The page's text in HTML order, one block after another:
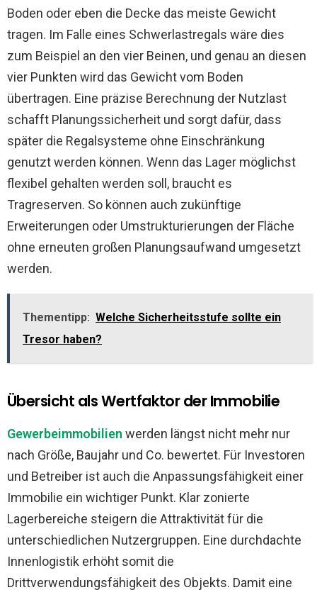
Boden oder eben die Decke das meiste Gewicht
tragen. Im Falle eines Schwerlastregals wäre dies
zum Beispiel an den vier Beinen, und genau an diesen
vier Punkten wird das Gewicht vom Boden
übertragen. Eine präzise Berechnung der Nutzlast
schafft Planungssicherheit und sorgt dafür, dass
später die Regalsysteme ohne Einschränkung
genutzt werden können. Wenn das Lager möglichst
flexibel gehalten werden soll, braucht es
Tragreserven. So können auch zukünftige
Erweiterungen oder Umstrukturierungen der Fläche
ohne erneuten großen Planungsaufwand umgesetzt
werden.
Thementipp: Welche Sicherheitsstufe sollte ein
Tresor haben?
Übersicht als Wertfaktor der Immobilie
Gewerbeimmobilien werden längst nicht mehr nur
nach Größe, Baujahr und Co. bewertet. Für Investoren
und Betreiber ist auch die Anpassungsfähigkeit einer
Immobilie ein wichtiger Punkt. Klar zonierte
Lagerbereiche steigern die Attraktivität für die
unterschiedlichen Nutzergruppen. Eine durchdachte
Innenlogistik erhöht somit die
Drittverwendungsfähigkeit des Objekts. Damit eine